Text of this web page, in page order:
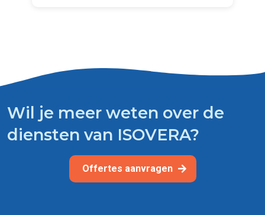
Wil je meer weten over de
diensten van ISOVERA?
Offertes aanvragen